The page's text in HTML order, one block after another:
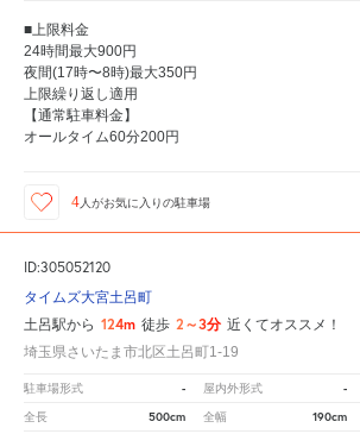
■上限料金
24時間最大900円
夜間(17時〜8時)最大350円
上限繰り返し適用
【通常駐車料金】
オールタイム60分200円
4 人がお気に入りの駐車場
ID:305052120
タイムズ大宮土呂町
土呂駅から 124m 徒歩 2～3分 近くてオススメ！
埼玉県さいたま市北区土呂町1-19
駐車場形式 - 屋内外形式 -
全長 500cm 全幅 190cm